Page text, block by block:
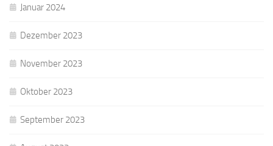
Januar 2024
Dezember 2023
November 2023
Oktober 2023
September 2023